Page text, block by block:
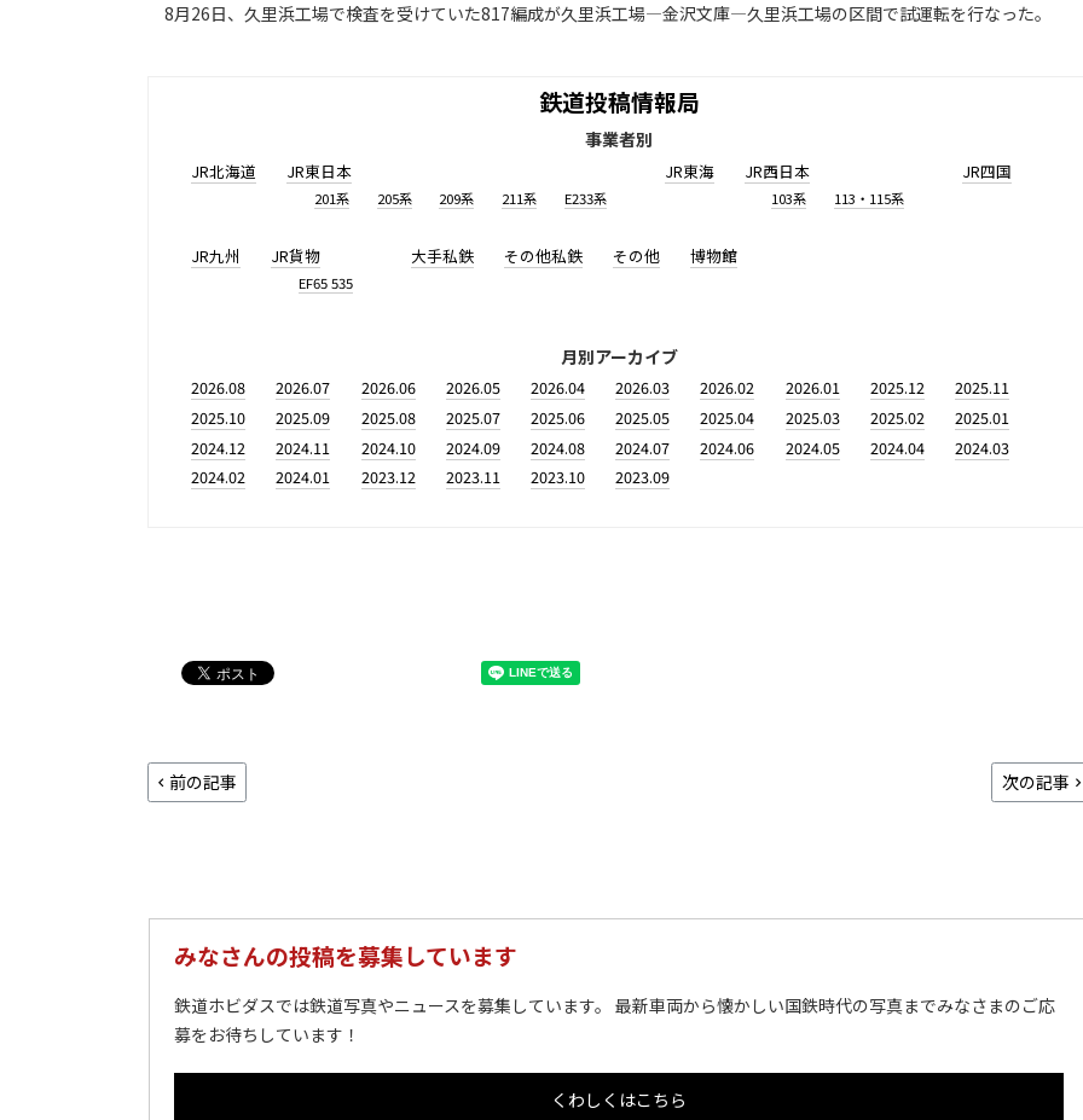
8月26日、久里浜工場で検査を受けていた817編成が久里浜工場―金沢文庫―久里浜工場の区間で試運転を行なった。
鉄道投稿情報局
事業者別
JR北海道 JR東日本
201系 205系 209系 211系 E233系
JR東海 JR西日本
103系 113・115系
JR四国
JR九州 JR貨物
EF65 535
大手私鉄 その他私鉄 その他 博物館
月別アーカイブ
2026.08 2026.07 2026.06 2026.05 2026.04 2026.03 2026.02 2026.01 2025.12
2025.11
2025.10
2025.09 2025.08 2025.07 2025.06 2025.05 2025.04 2025.03 2025.02
2025.01
2024.12
2024.11 2024.10 2024.09 2024.08 2024.07 2024.06 2024.05 2024.04
2024.03
2024.02
2024.01 2023.12 2023.11 2023.10 2023.09
前の記事 次の記事
みなさんの投稿を募集しています
鉄道ホビダスでは鉄道写真やニュースを募集しています。 最新車両から懐かしい国鉄時代の写真までみなさまのご応
募をお待ちしています！
くわしくはこちら